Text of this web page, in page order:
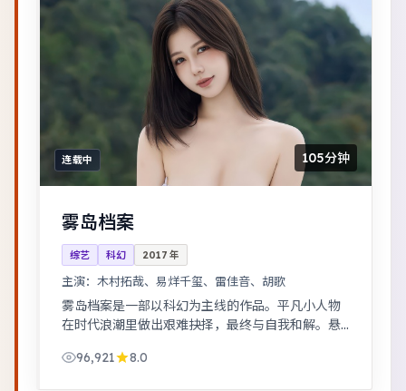
连载中 105分钟
雾岛档案
综艺 科幻 2017 年
主演： 木村拓哉、易烊千玺、雷佳音、胡歌
雾岛档案是一部以科幻为主线的作品。平凡小人物
在时代浪潮里做出艰难抉择，最终与自我和解。悬
料。96,921 8.0